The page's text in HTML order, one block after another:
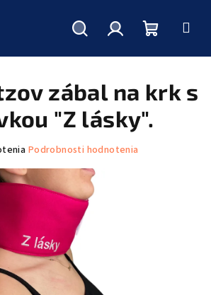
košík
zábal na krk s
"Z lásky".
Podrobnosti hodnotenia